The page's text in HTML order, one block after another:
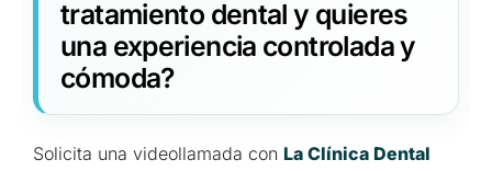
tratamiento dental y quieres
una experiencia controlada y
cómoda?
Solicita una videollamada con La Clínica Dental